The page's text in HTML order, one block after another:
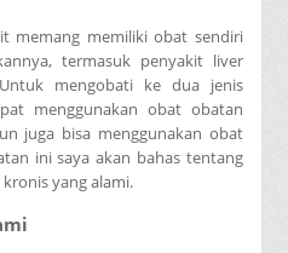
memang memiliki obat sendiri
termasuk penyakit liver
mengobati ke dua jenis
menggunakan obat obatan
juga bisa menggunakan obat
ini saya akan bahas tentang
yang alami.